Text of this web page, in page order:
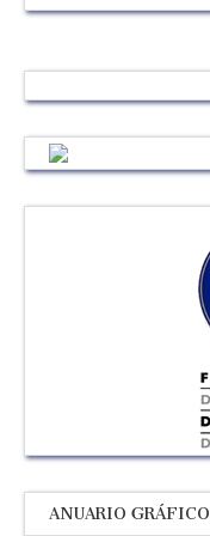
ANUARIO GRÁFICO